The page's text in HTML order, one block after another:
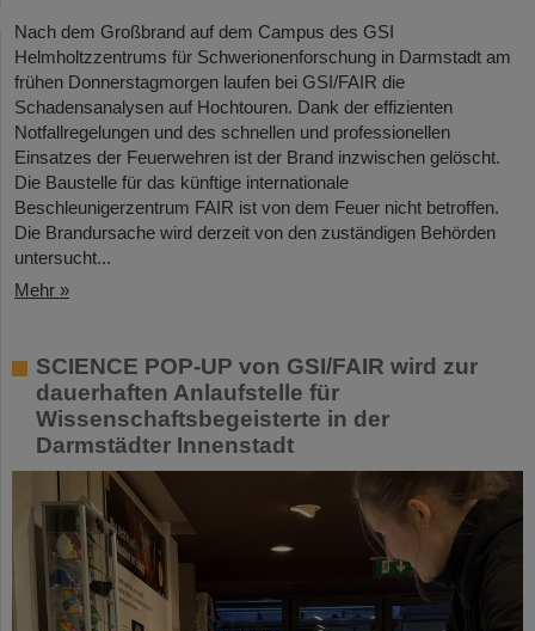
Nach dem Großbrand auf dem Campus des GSI
Helmholtzzentrums für Schwerionenforschung in Darmstadt am
frühen Donnerstagmorgen laufen bei GSI/FAIR die
Schadensanalysen auf Hochtouren. Dank der effizienten
Notfallregelungen und des schnellen und professionellen
Einsatzes der Feuerwehren ist der Brand inzwischen gelöscht.
Die Baustelle für das künftige internationale
Beschleunigerzentrum FAIR ist von dem Feuer nicht betroffen.
Die Brandursache wird derzeit von den zuständigen Behörden
untersucht...
Mehr »
SCIENCE POP-UP von GSI/FAIR wird zur
dauerhaften Anlaufstelle für
Wissenschaftsbegeisterte in der
Darmstädter Innenstadt